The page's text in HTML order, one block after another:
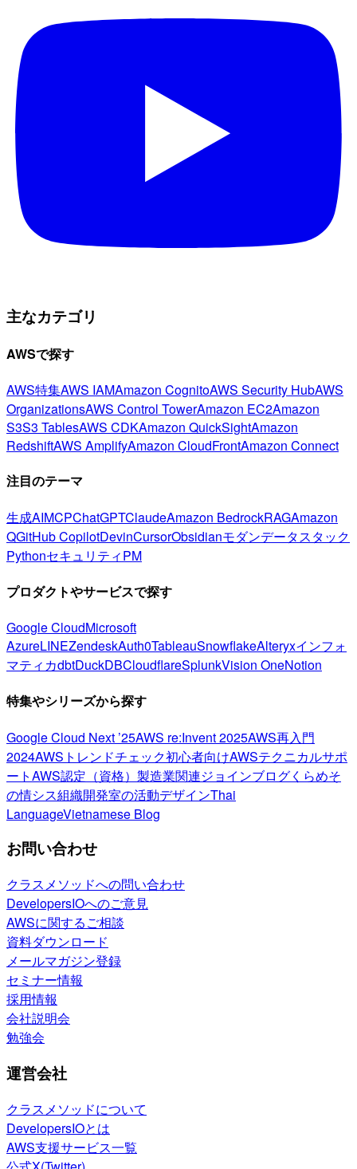
主なカテゴリ
AWSで探す
AWS特集AWS IAMAmazon CognitoAWS Security HubAWS
OrganizationsAWS Control TowerAmazon EC2Amazon
S3S3 TablesAWS CDKAmazon QuickSightAmazon
RedshiftAWS AmplifyAmazon CloudFrontAmazon Connect
注目のテーマ
生成AIMCPChatGPTClaudeAmazon BedrockRAGAmazon
QGitHub CopilotDevinCursorObsidianモダンデータスタック
PythonセキュリティPM
プロダクトやサービスで探す
Google CloudMicrosoft
AzureLINEZendeskAuth0TableauSnowflakeAlteryxインフォ
マティカdbtDuckDBCloudflareSplunkVision OneNotion
特集やシリーズから探す
Google Cloud Next ’25AWS re:Invent 2025AWS再入門
2024AWSトレンドチェック初心者向けAWSテクニカルサポ
ートAWS認定（資格） 製造業関連ジョインブログくらめそ
の情シス組織開発室の活動デザインThai
LanguageVietnamese Blog
お問い合わせ
クラスメソッドへの問い合わせ
DevelopersIOへのご意見
AWSに関するご相談
資料ダウンロード
メールマガジン登録
セミナー情報
採用情報
会社説明会
勉強会
運営会社
クラスメソッドについて
DevelopersIOとは
AWS支援サービス一覧